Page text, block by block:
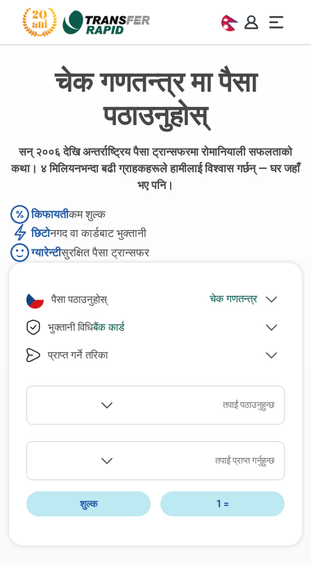
चेक गणतन्त्र मा पैसा
पठाउनुहोस्
सन् २००६ देखि अन्तर्राष्ट्रिय पैसा ट्रान्सफरमा रोमानियाली सफलताको
कथा। ४ मिलियनभन्दा बढी ग्राहकहरूले हामीलाई विश्वास गर्छन् — घर जहाँ
भए पनि।
किफायतीकम शुल्क
छिटोनगद वा कार्डबाट भुक्तानी
ग्यारेन्टीसुरक्षित पैसा ट्रान्सफर
पैसा पठाउनुहोस्
भुक्तानी विधिबैंक कार्ड
प्राप्त गर्ने तरिका
तपाईं पठाउनुहुन्छ
तपाईं प्राप्त गर्नुहुन्छ
शुल्क 1 =